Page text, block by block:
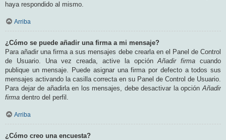
haya respondido al mismo.
Arriba
¿Cómo se puede añadir una firma a mi mensaje?
Para añadir una firma a sus mensajes debe crearla en el Panel de Control
de Usuario. Una vez creada, active la opciónAñadir firma cuando
publique un mensaje. Puede asignar una firma por defecto a todos sus
mensajes activando la casilla correcta en su Panel de Control de Usuario.
Para dejar de añadirla en los mensajes, debe desactivar la opciónAñadir
firma dentro del perfil.
Arriba
¿Cómo creo una encuesta?